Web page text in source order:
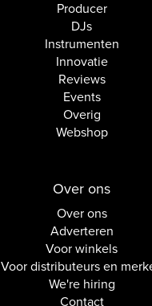
Producer
DJs
Instrumenten
Innovatie
Reviews
Events
Overig
Webshop
Over ons
Over ons
Adverteren
Voor winkels
Voor distributeurs en
We're hiring
Contact